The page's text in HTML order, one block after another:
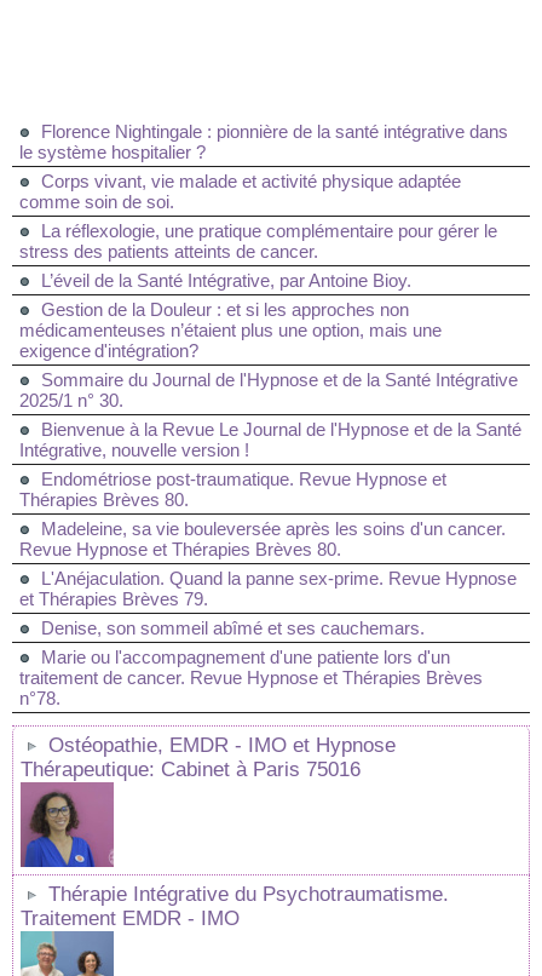
Florence Nightingale : pionnière de la santé intégrative dans
le système hospitalier ?
Corps vivant, vie malade et activité physique adaptée
comme soin de soi.
La réflexologie, une pratique complémentaire pour gérer le
stress des patients atteints de cancer.
L’éveil de la Santé Intégrative, par Antoine Bioy.
Gestion de la Douleur : et si les approches non
médicamenteuses n’étaient plus une option, mais une
exigence d'intégration?
Sommaire du Journal de l'Hypnose et de la Santé Intégrative
2025/1 n° 30.
Bienvenue à la Revue Le Journal de l'Hypnose et de la Santé
Intégrative, nouvelle version !
Endométriose post-traumatique. Revue Hypnose et
Thérapies Brèves 80.
Madeleine, sa vie bouleversée après les soins d'un cancer.
Revue Hypnose et Thérapies Brèves 80.
L'Anéjaculation. Quand la panne sex-prime. Revue Hypnose
et Thérapies Brèves 79.
Denise, son sommeil abîmé et ses cauchemars.
Marie ou l'accompagnement d'une patiente lors d'un
traitement de cancer. Revue Hypnose et Thérapies Brèves
n°78.
Ostéopathie, EMDR - IMO et Hypnose
Thérapeutique: Cabinet à Paris 75016
Thérapie Intégrative du Psychotraumatisme.
Traitement EMDR - IMO